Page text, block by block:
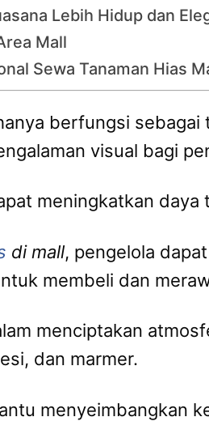
Lebih Hidup dan
Mall
Sewa Tanaman Hias
berfungsi
visual bagi
meningkatkan
di mall, pengelola
membeli dan
menciptakan
dan marmer.
menyeimbangkan